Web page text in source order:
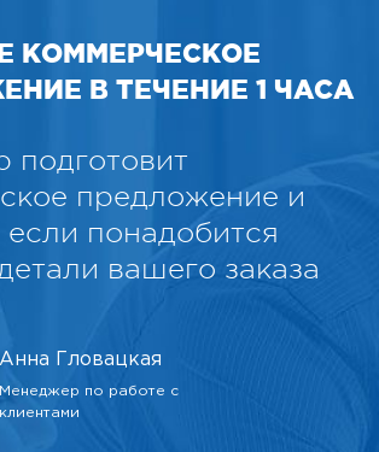
КОММЕРЧЕСКОЕ
В ТЕЧЕНИЕ 1 ЧАСА
подготовит
предложение и
если понадобится
вашего заказа
Анна Гловацкая
Менеджер по работе с
клиентами